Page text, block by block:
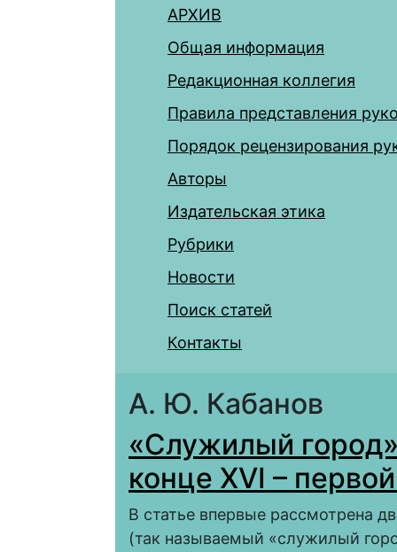
АРХИВ
Общая информация
Редакционная коллегия
Правила представления
Порядок рецензирования
Авторы
Издательская этика
Рубрики
Новости
Поиск статей
Контакты
А. Ю. Кабанов
«Служилый
конце XVI –
В статье впервые рассмотрена
(так называемый «служилый